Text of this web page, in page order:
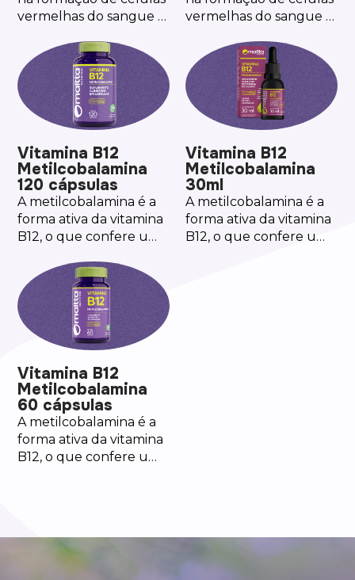
dia a dia.
vermelhas do sangue e
celular.
vermelhas do sangue e
celular.
Vitamina B12
Metilcobalamina
120 cápsulas
A metilcobalamina é a
forma ativa da vitamina
B12, o que confere uma
ação no organismo.
Vitamina B12
Metilcobalamina
30ml
A metilcobalamina é a
forma ativa da vitamina
B12, o que confere uma
Vitamina B12
Metilcobalamina
60 cápsulas
A metilcobalamina é a
forma ativa da vitamina
B12, o que confere uma